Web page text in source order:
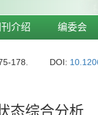
介绍 编委会
178. DOI:
态综合分析